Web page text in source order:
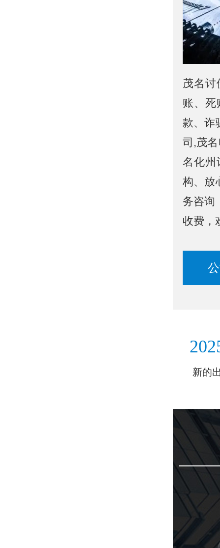
茂名讨
账、死
款、诈
司,茂
名化州
构、放
务咨询
收费，
新的